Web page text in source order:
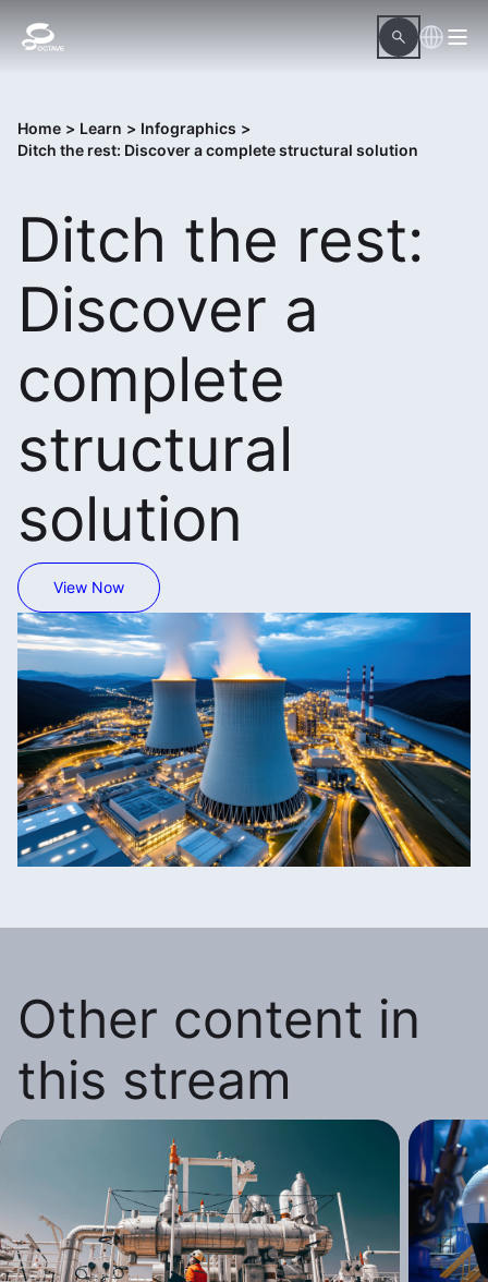
Home > Learn > Infographics >
Ditch the rest: Discover a complete structural solution
Ditch the rest:
Discover a
complete
structural
solution
View Now
Other content in
this stream